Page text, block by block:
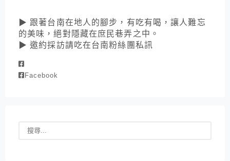
▶ 跟著台南在地人的腳步，有吃有喝，讓人難忘
的美味，絕對隱藏在庶民巷弄之中。
▶ 邀約採訪請吃在台南粉絲團私訊
Facebook